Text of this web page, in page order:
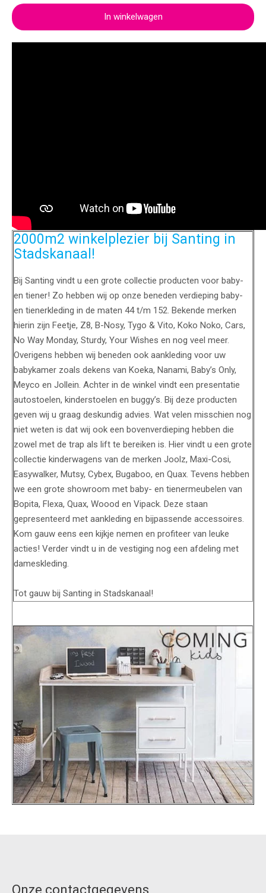
In winkelwagen
2000m2 winkelplezier bij Santing in
Stadskanaal!
Bij Santing vindt u een grote collectie producten voor baby-
en tiener! Zo hebben wij op onze beneden verdieping baby-
en tienerkleding in de maten 44 t/m 152. Bekende merken
hierin zijn Feetje, Z8, B-Nosy, Tygo & Vito, Koko Noko, Cars,
No Way Monday, Sturdy, Your Wishes en nog veel meer.
Overigens hebben wij beneden ook aankleding voor uw
babykamer zoals dekens van Koeka, Nanami, Baby’s Only,
Meyco en Jollein. Achter in de winkel vindt een presentatie
autostoelen, kinderstoelen en buggy’s. Bij deze producten
geven wij u graag deskundig advies. Wat velen misschien nog
niet weten is dat wij ook een bovenverdieping hebben die
zowel met de trap als lift te bereiken is. Hier vindt u een grote
collectie kinderwagens van de merken Joolz, Maxi-Cosi,
Easywalker, Mutsy, Cybex, Bugaboo, en Quax. Tevens hebben
we een grote showroom met baby- en tienermeubelen van
Bopita, Flexa, Quax, Woood en Vipack. Deze staan
gepresenteerd met aankleding en bijpassende accessoires.
Kom gauw eens een kijkje nemen en profiteer van leuke
acties! Verder vindt u in de vestiging nog een afdeling met
dameskleding.
Tot gauw bij Santing in Stadskanaal!
Onze contactgegevens